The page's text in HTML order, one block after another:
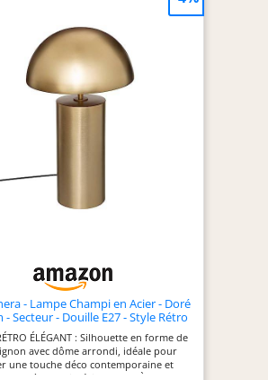
- Lampe Champi en Acier - Doré
- Secteur - Douille E27 - Style Rétro
- Idéale Chambre, Salon, Bureau -
40W Max
ÉLÉGANT : Silhouette en forme de
avec dôme arrondi, idéale pour
une touche déco contemporaine et